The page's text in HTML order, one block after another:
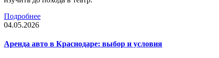
Подробнее
04.05.2026
Аренда авто в Краснодаре: выбор и условия